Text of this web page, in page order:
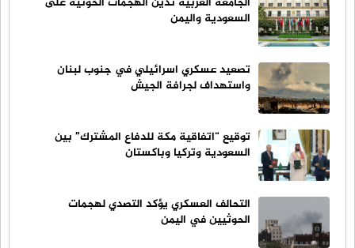
السعودية واليمن
تصعيد عسكري اسرائيلي في جنوب لبنان
واستهداف لجرافة الجيش
توقيع “اتفاقية مكة للدفاع المشترك” بين
السعودية وتركيا وباكستان
التحالف العسكري يؤكد التصدي لهجمات
الحوثيين في اليمن